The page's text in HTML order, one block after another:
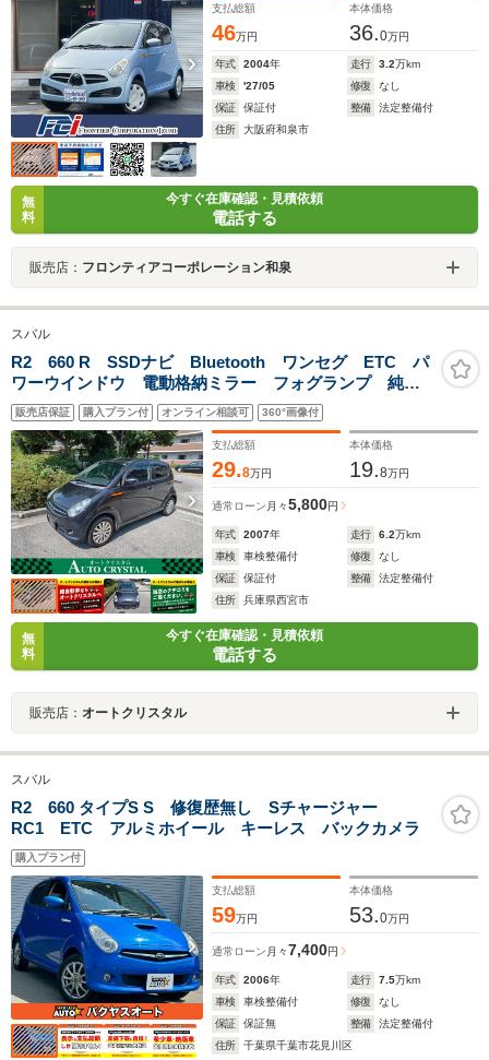
支払総額
46万円
本体価格
36.0万円
年式 2004年 走行 3.2万km
車検
'27/05 修復
なし
保証
保証付 整備
法定整備付
住所
大阪府和泉市
無
料
今すぐ在庫確認・見積依頼
電話する
販売店： フロンティアコーポレーション和泉
スバル
R2 660 R SSDナビ Bluetooth ワンセグ ETC パ
ワーウインドウ 電動格納ミラー フォグランプ 純正
アルミホイール ドアバイザー キーレス
販売店保証 購入プラン付 オンライン相談可 360°画像付
支払総額
29.8万円
本体価格
19.8万円
通常ローン 月々5,800円
年式 2007年 走行 6.2万km
車検
車検整備付 修復
なし
保証
保証付 整備
法定整備付
住所
兵庫県西宮市
無
料
今すぐ在庫確認・見積依頼
電話する
販売店： オートクリスタル
スバル
R2 660 タイプS S 修復歴無し Sチャージャー
RC1 ETC アルミホイール キーレス バックカメラ
購入プラン付
支払総額
59万円
本体価格
53.0万円
通常ローン 月々7,400円
年式 2006年 走行 7.5万km
車検
車検整備付 修復
なし
保証
保証無 整備
法定整備付
住所
千葉県千葉市花見川区